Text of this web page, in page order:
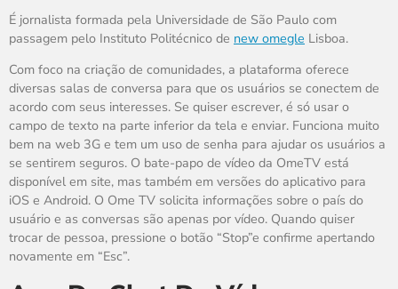
É jornalista formada pela Universidade de São Paulo com
passagem pelo Instituto Politécnico de new omegle Lisboa.
Com foco na criação de comunidades, a plataforma oferece
diversas salas de conversa para que os usuários se conectem de
acordo com seus interesses. Se quiser escrever, é só usar o
campo de texto na parte inferior da tela e enviar. Funciona muito
bem na web 3G e tem um uso de senha para ajudar os usuários a
se sentirem seguros. O bate-papo de vídeo da OmeTV está
disponível em site, mas também em versões do aplicativo para
iOS e Android. O Ome TV solicita informações sobre o país do
usuário e as conversas são apenas por vídeo. Quando quiser
trocar de pessoa, pressione o botão “Stop”e confirme apertando
novamente em “Esc”.